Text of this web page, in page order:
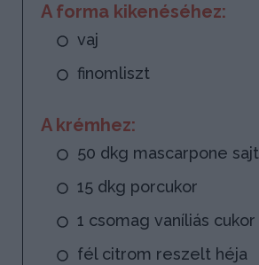
A forma kikenéséhez:
vaj
finomliszt
A krémhez:
50 dkg mascarpone sajt
15 dkg porcukor
1 csomag vaníliás cukor
fél citrom reszelt héja